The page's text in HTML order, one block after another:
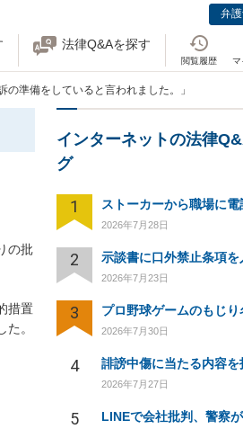
弁
法律Q&Aを探す
閲覧履歴 マ
準備をしていると言われました。」
の批
措置
。
インターネットの法律
グ
1 ストーカーから職場に電
2026年7月28日
2
2026年7月23日
3
2026年7月30日
4
2026年7月27日
5